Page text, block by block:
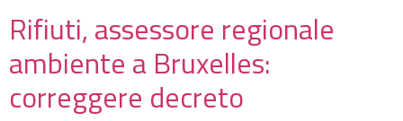
Rifiuti, assessore regionale
ambiente a Bruxelles:
correggere decreto